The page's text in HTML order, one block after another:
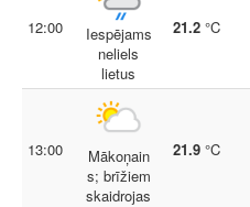
12:00
Iespējams
neliels
lietus
21.2 °C
13:00
Mākoņain
s; brīžiem
skaidrojas
21.9 °C